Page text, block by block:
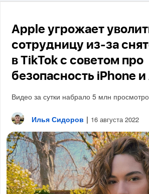
Apple угрожает
сотрудницу из-за
в TikTok с советом про
безопасность iPhone и
Видео за сутки набрало 5 млн
Илья Сидоров | 16 августа 2022